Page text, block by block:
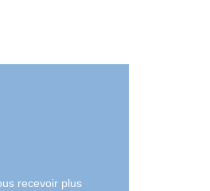
recevoir plus